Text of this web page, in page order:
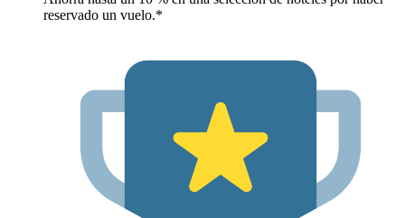
reservado un vuelo.*